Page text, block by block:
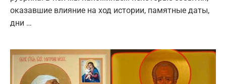
оказавшие влияние на ход истории, памятные даты,
дни …